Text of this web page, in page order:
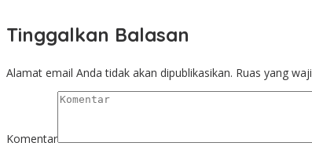
Tinggalkan Balasan
Alamat email Anda tidak akan dipublikasikan. Ruas yang
Komentar